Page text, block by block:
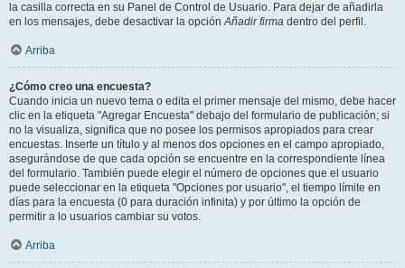
la casilla correcta en su Panel de Control de Usuario. Para dejar de añadirla
en los mensajes, debe desactivar la opciónAñadir firma dentro del perfil.
Arriba
¿Cómo creo una encuesta?
Cuando inicia un nuevo tema o edita el primer mensaje del mismo, debe hacer
clic en la etiqueta "Agregar Encuesta" debajo del formulario de publicación; si
no la visualiza, significa que no posee los permisos apropiados para crear
encuestas. Inserte un título y al menos dos opciones en el campo apropiado,
asegurándose de que cada opción se encuentre en la correspondiente línea
del formulario. También puede elegir el número de opciones que el usuario
puede seleccionar en la etiqueta "Opciones por usuario", el tiempo límite en
días para la encuesta (0 para duración infinita) y por último la opción de
permitir a lo usuarios cambiar su votos.
Arriba